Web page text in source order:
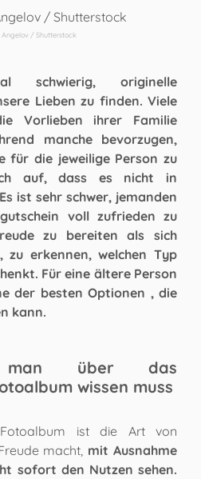
/ Shutterstock
schwierig, originelle
Lieben zu finden. Viele
Vorlieben ihrer Familie
manche bevorzugen,
für die jeweilige Person zu
auf, dass es nicht in
ist sehr schwer, jemanden
voll zufrieden zu
zu bereiten als sich
erkennen, welchen Typ
Für eine ältere Person
der besten Optionen , die
kann.
über das
wissen muss
ist die Art von
macht, mit Ausnahme
sofort den Nutzen sehen.